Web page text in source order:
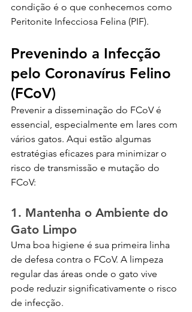
condição é o que conhecemos como
Peritonite Infecciosa Felina (PIF).
Prevenindo a Infecção
pelo Coronavírus Felino
(FCoV)
Prevenir a disseminação do FCoV é
essencial, especialmente em lares com
vários gatos. Aqui estão algumas
estratégias eficazes para minimizar o
risco de transmissão e mutação do
FCoV:
1. Mantenha o Ambiente do
Gato Limpo
Uma boa higiene é sua primeira linha
de defesa contra o FCoV. A limpeza
regular das áreas onde o gato vive
pode reduzir significativamente o risco
de infecção.